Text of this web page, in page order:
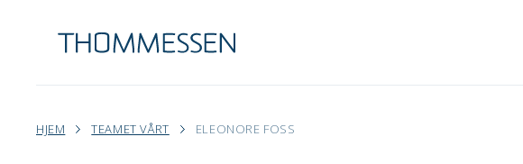
HJEM TEAMET VÅRT ELEONORE FOSS